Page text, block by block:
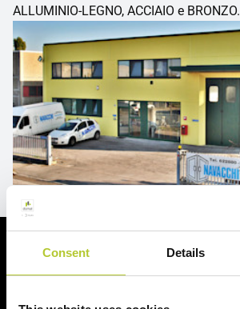
Consent Details
ALLUMINIO-LEGNO, ACCIAIO e BRONZO.
Richiedi un preventivo